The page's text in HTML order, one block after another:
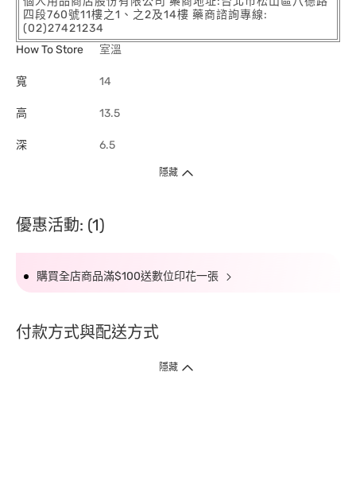
四段760號11樓之1、之2及14樓 藥商諮詢專線:
(02)27421234
How To Store
室溫
寬 14
高 13.5
深 6.5
隱藏
優惠活動: (1)
購買全店商品滿$100送數位印花一張
付款方式與配送方式
隱藏